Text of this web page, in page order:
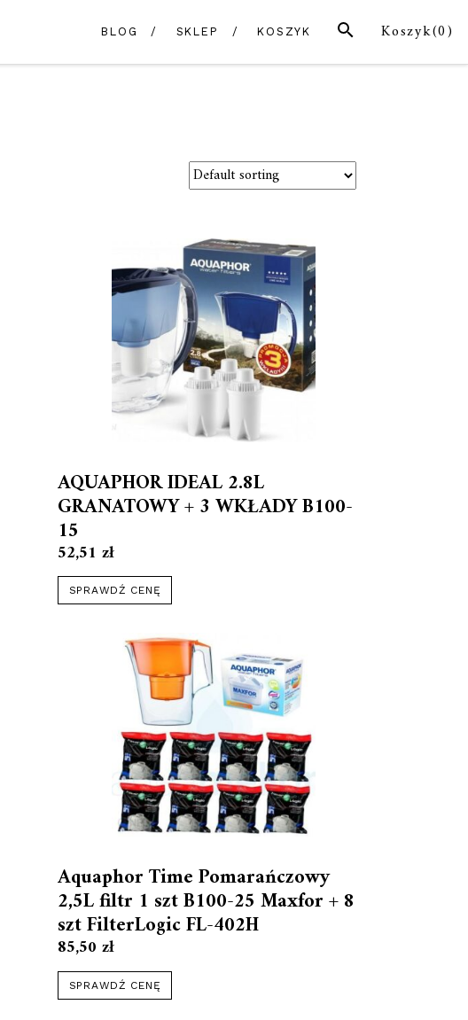
Koszyk(0)
SZUKAJ
BLOG SKLEP KOSZYK
AQUAPHOR IDEAL 2.8L
GRANATOWY + 3 WKŁADY B100-
15
52,51 zł
SPRAWDŹ CENĘ
Aquaphor Time Pomarańczowy
2,5L filtr 1 szt B100-25 Maxfor + 8
szt FilterLogic FL-402H
85,50 zł
SPRAWDŹ CENĘ